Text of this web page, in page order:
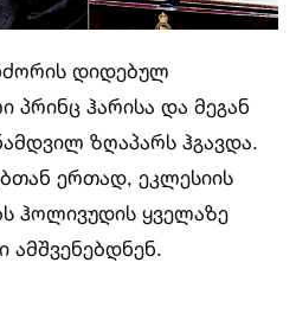
დიდებულ
პრინც ჰარისა და მეგან
ზღაპარს ჰგავდა.
ერთად, ეკლესიის
ჰოლივუდის ყველაზე
ამშვენებდნენ.